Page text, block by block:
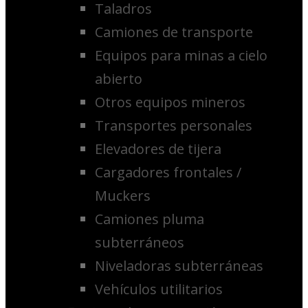
Taladros
Camiones de transporte
Equipos para minas a cielo
abierto
Otros equipos mineros
Transportes personales
Elevadores de tijera
Cargadores frontales /
Muckers
Camiones pluma
subterráneos
Niveladoras subterráneas
Vehículos utilitarios